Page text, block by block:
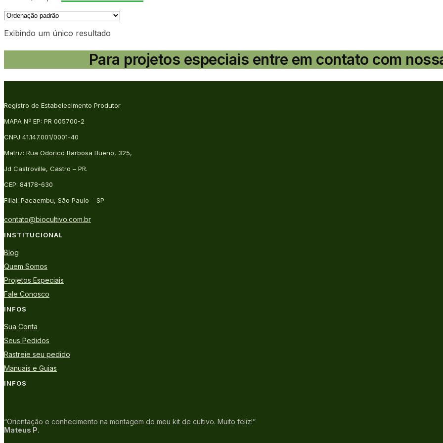
Exibindo um único resultado
Para projetos especiais entre em contato com
Registro de Estabelecimento Produtor
MAPA Nº EP: PR 005700-2
CNPJ 41.147.001/0001-40
Matriz: Rua Odorico Barbosa Bueno, 325,
Jd Castroville, Castro – PR.
CEP: 84178-630
Filial: Pacaembu, São Paulo – SP
contato@biocultivo.com.br
INSTITUCIONAL
Blog
Quem Somos
Projetos Especiais
Fale Conosco
INFOS
Sua Conta
Seus Pedidos
Rastreie seu pedido
Manuais e Guias
INFOS
“Orientação e conhecimento na montagem do meu kit de cultivo. Muito feliz!”
Mateus P.